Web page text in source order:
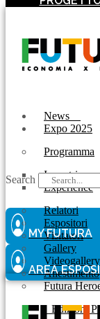
News
Expo 2025
Programma
Incontri
Experience
Relatori
Espositori
Visitatori
Gallery
Videogallery
Allestimento
Futura
| Edizioni
Search
MY FUTURA
AREA